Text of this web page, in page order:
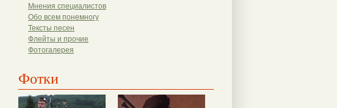
Мнения специалистов
Обо всем понемногу
Тексты песен
Флейты и прочие
Фотогалерея
Фотки